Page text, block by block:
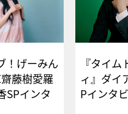
！げーみん
藤樹愛羅
SPインタ
『タイ
ィ』ダイ
Pイン